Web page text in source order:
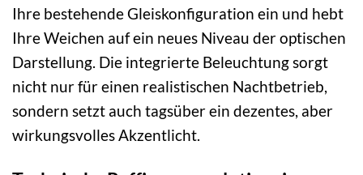
Ihre bestehende Gleiskonfiguration ein und hebt
Ihre Weichen auf ein neues Niveau der optischen
Darstellung. Die integrierte Beleuchtung sorgt
nicht nur für einen realistischen Nachtbetrieb,
sondern setzt auch tagsüber ein dezentes, aber
wirkungsvolles Akzentlicht.